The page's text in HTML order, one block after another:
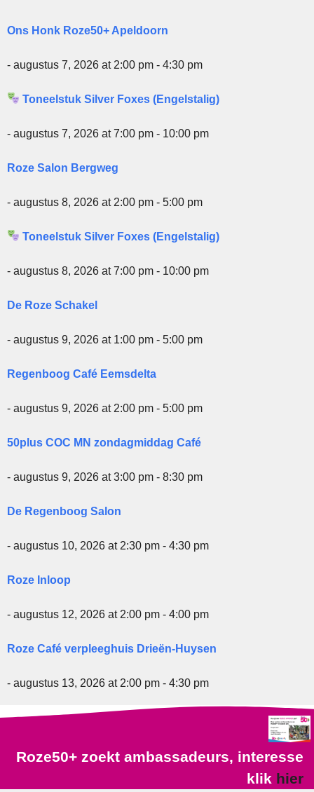
Ons Honk Roze50+ Apeldoorn
- augustus 7, 2026 at 2:00 pm - 4:30 pm
Toneelstuk Silver Foxes (Engelstalig)
- augustus 7, 2026 at 7:00 pm - 10:00 pm
Roze Salon Bergweg
- augustus 8, 2026 at 2:00 pm - 5:00 pm
Toneelstuk Silver Foxes (Engelstalig)
- augustus 8, 2026 at 7:00 pm - 10:00 pm
De Roze Schakel
- augustus 9, 2026 at 1:00 pm - 5:00 pm
Regenboog Café Eemsdelta
- augustus 9, 2026 at 2:00 pm - 5:00 pm
50plus COC MN zondagmiddag Café
- augustus 9, 2026 at 3:00 pm - 8:30 pm
De Regenboog Salon
- augustus 10, 2026 at 2:30 pm - 4:30 pm
Roze Inloop
- augustus 12, 2026 at 2:00 pm - 4:00 pm
Roze Café verpleeghuis Drieën-Huysen
- augustus 13, 2026 at 2:00 pm - 4:30 pm
Roze50+ zoekt ambassadeurs, interesse
klik hier